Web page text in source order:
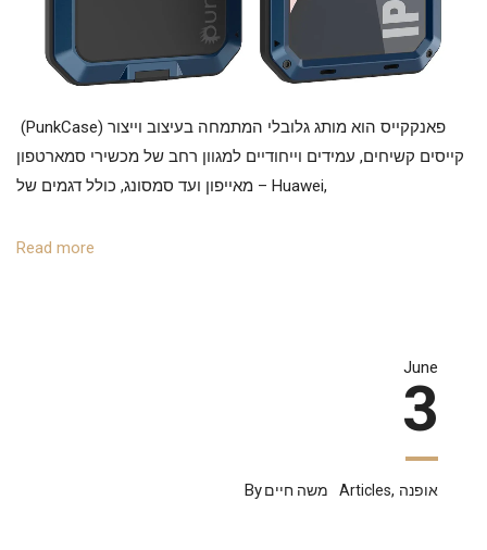
(PunkCase) פאנקקייס הוא מותג גלובלי המתמחה בעיצוב וייצור
קייסים קשיחים, עמידים וייחודיים למגוון רחב של מכשירי סמארטפון
– מאייפון ועד סמסונג, כולל דגמים של Huawei,
Read more
June
3
Byמשה חיים Articles, אופנה